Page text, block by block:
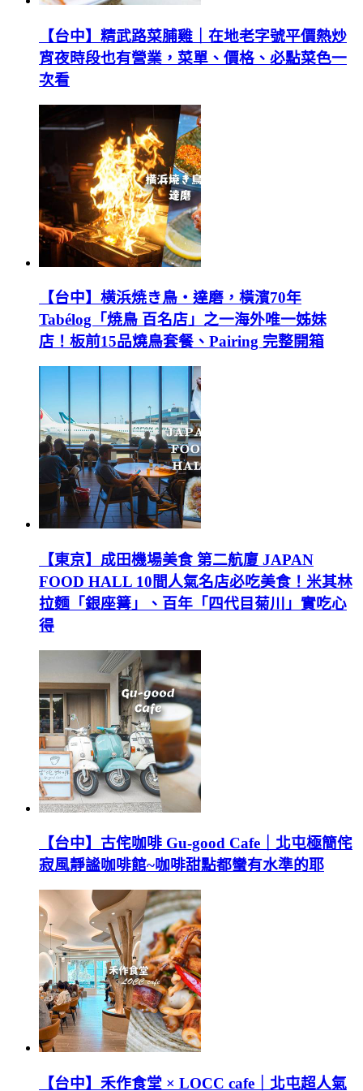
【台中】精武路菜脯雞｜在地老字號平價熱炒
宵夜時段也有營業，菜單、價格、必點菜色一
次看
【台中】横浜焼き鳥‧達磨，橫濱70年
Tabélog「焼鳥 百名店」之一海外唯一姊妹
店！板前15品燒鳥套餐、Pairing 完整開箱
【東京】成田機場美食 第二航廈 JAPAN
FOOD HALL 10間人氣名店必吃美食！米其林
拉麵「銀座篝」、百年「四代目菊川」實吃心
得
【台中】古侘咖啡 Gu-good Cafe｜北屯極簡侘
寂風靜謐咖啡館~咖啡甜點都蠻有水準的耶
【台中】禾作食堂 × LOCC cafe｜北屯超人氣